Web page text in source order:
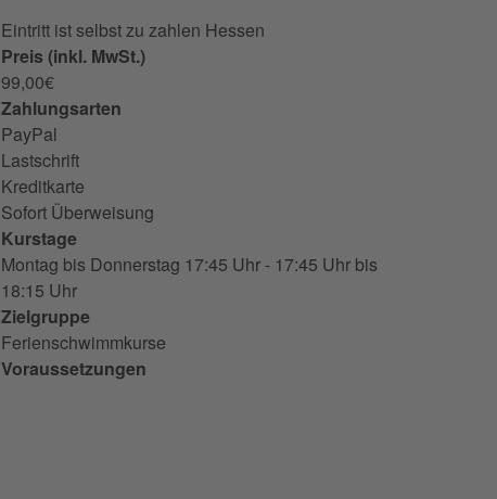
Eintritt ist selbst zu zahlen Hessen
Preis (inkl. MwSt.)
99,00€
Zahlungsarten
PayPal
Lastschrift
Kreditkarte
Sofort Überweisung
Kurstage
Montag bis Donnerstag 17:45 Uhr - 17:45 Uhr bis
18:15 Uhr
Zielgruppe
Ferienschwimmkurse
Voraussetzungen